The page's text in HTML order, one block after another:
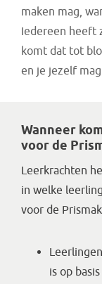
maken mag,
Iedereen heeft
komt dat tot
en je jezelf
Wanneer
voor de
Leerkrachten
in welke
voor de
is op